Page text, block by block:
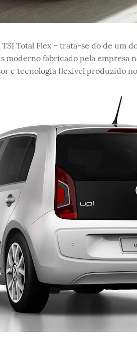
Total Flex – trata-se do de um
moderno fabricado pela empresa
e tecnologia flexível produzido